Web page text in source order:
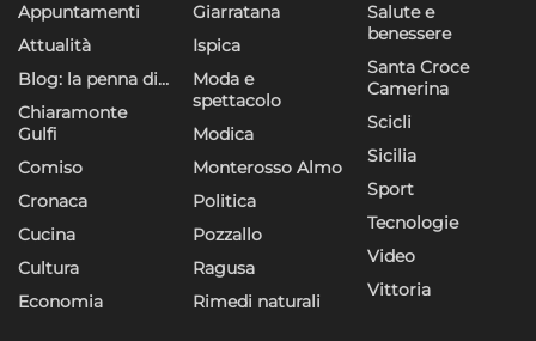
Appuntamenti
Attualità
Blog: la penna di…
Chiaramonte
Gulfi
Comiso
Cronaca
Cucina
Cultura
Economia
Giarratana
Ispica
Moda e
spettacolo
Modica
Monterosso Almo
Politica
Pozzallo
Ragusa
Rimedi naturali
Salute e
benessere
Santa Croce
Camerina
Scicli
Sicilia
Sport
Tecnologie
Video
Vittoria